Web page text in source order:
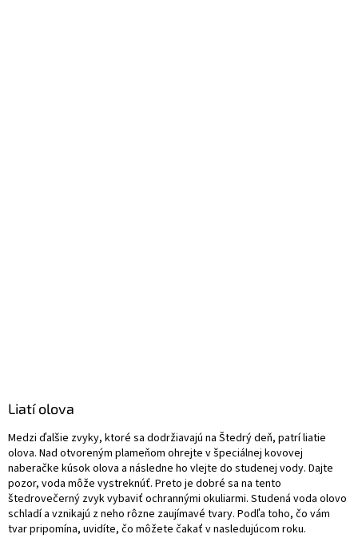
Liatí olova
Medzi ďalšie zvyky, ktoré sa dodržiavajú na Štedrý deň, patrí liatie
olova. Nad otvoreným plameňom ohrejte v špeciálnej kovovej
naberačke kúsok olova a následne ho vlejte do studenej vody. Dajte
pozor, voda môže vystreknúť. Preto je dobré sa na tento
štedrovečerný zvyk vybaviť ochrannými okuliarmi. Studená voda olovo
schladí a vznikajú z neho rôzne zaujímavé tvary. Podľa toho, čo vám
tvar pripomína, uvidíte, čo môžete čakať v nasledujúcom roku.